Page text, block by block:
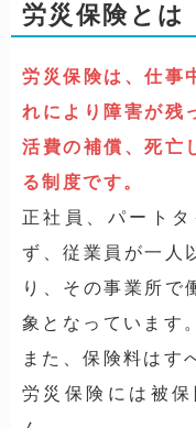
労災保険とは
労災保険は、仕事
れにより障害が残
活費の補償、死亡
る制度です。
正社員、パート
ず、従業員が一人
り、その事業所で
象となっています。
また、保険料はす
労災保険には被